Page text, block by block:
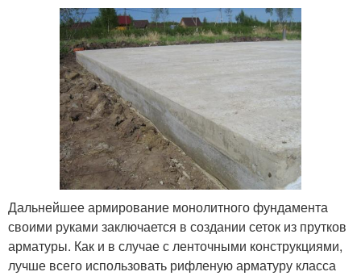
Дальнейшее армирование монолитного фундамента
своими руками заключается в создании сеток из прутков
арматуры. Как и в случае с ленточными конструкциями,
лучше всего использовать рифленую арматуру класса